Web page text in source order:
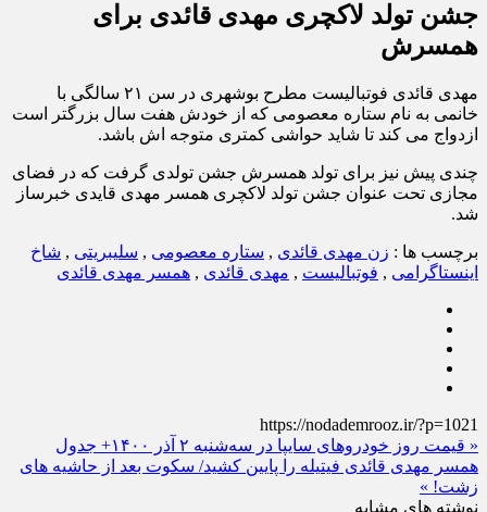
جشن تولد لاکچری مهدی قائدی برای
همسرش
مهدی قائدی فوتبالیست مطرح بوشهری در سن ۲۱ سالگی با
خانمی به نام ستاره معصومی که از خودش هفت سال بزرگتر است
ازدواج می کند تا شاید حواشی کمتری متوجه اش باشد.
چندی پیش نیز برای تولد همسرش جشن تولدی گرفت که در فضای
مجازی تحت عنوان جشن تولد لاکچری همسر مهدی قایدی خبرساز
شد.
برچسب ها : زن مهدی قائدی , ستاره معصومی , سلیبریتی , شاخ
اینستاگرامی , فوتبالیست , مهدی قائدی , همسر مهدی قائدی
https://nodademrooz.ir/?p=1021
« قیمت روز خودرو‌های سایپا در سه‌شنبه ۲ آذر ۱۴۰۰+ جدول
همسر مهدی قائدی فیتیله را پایین کشید/ سکوت بعد از حاشیه های
زشت! »
نوشته های مشابه